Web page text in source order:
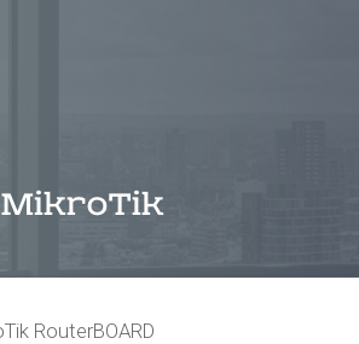
RouterBOARD